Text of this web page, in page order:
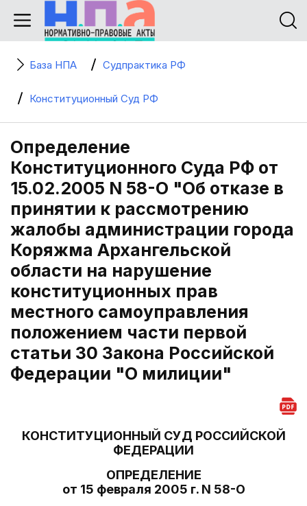
База НПА Судпрактика РФ
Конституционный Суд РФ
Определение
Конституционного Суда РФ от
15.02.2005 N 58-О "Об отказе в
принятии к рассмотрению
жалобы администрации города
Коряжма Архангельской
области на нарушение
конституционных прав
местного самоуправления
положением части первой
статьи 30 Закона Российской
Федерации "О милиции"
КОНСТИТУЦИОННЫЙ СУД РОССИЙСКОЙ
ФЕДЕРАЦИИ
ОПРЕДЕЛЕНИЕ
от 15 февраля 2005 г. N 58-О